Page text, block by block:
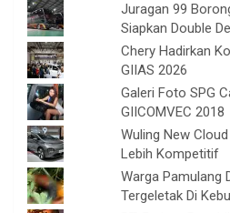
Juragan 99
Siapkan Double
Chery Hadirkan
GIIAS 2026
Galeri Foto SPG
GIICOMVEC 2018
Wuling New
Lebih Kompetitif
Warga Pamulang
Tergeletak Di